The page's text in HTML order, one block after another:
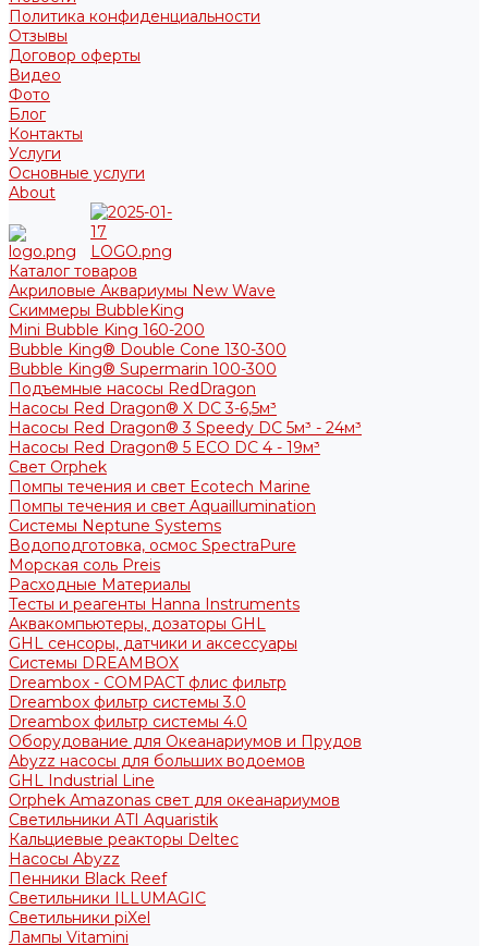
Политика конфиденциальности
Отзывы
Договор оферты
Видео
Фото
Блог
Контакты
Услуги
Основные услуги
About
Каталог товаров
Акриловые Аквариумы New Wave
Скиммеры BubbleKing
Mini Bubble King 160-200
Bubble King® Double Cone 130-300
Bubble King® Supermarin 100-300
Подъемные насосы RedDragon
Насосы Red Dragon® X DC 3-6,5м³
Насосы Red Dragon® 3 Speedy DC 5м³ - 24м³
Насосы Red Dragon® 5 ECO DC 4 - 19м³
Свет Orphek
Помпы течения и свет Ecotech Marine
Помпы течения и свет Aquaillumination
Системы Neptune Systems
Водоподготовка, осмос SpectraPure
Морская соль Preis
Расходные Материалы
Тесты и реагенты Hanna Instruments
Аквакомпьютеры, дозаторы GHL
GHL сенсоры, датчики и аксессуары
Системы DREAMBOX
Dreambox - COMPACT флис фильтр
Dreambox фильтр системы 3.0
Dreambox фильтр системы 4.0
Оборудование для Океанариумов и Прудов
Abyzz насосы для больших водоемов
GHL Industrial Line
Orphek Amazonas свет для океанариумов
Светильники ATI Aquaristik
Кальциевые реакторы Deltec
Насосы Abyzz
Пенники Black Reef
Светильники ILLUMAGIC
Светильники piXel
Лампы Vitamini